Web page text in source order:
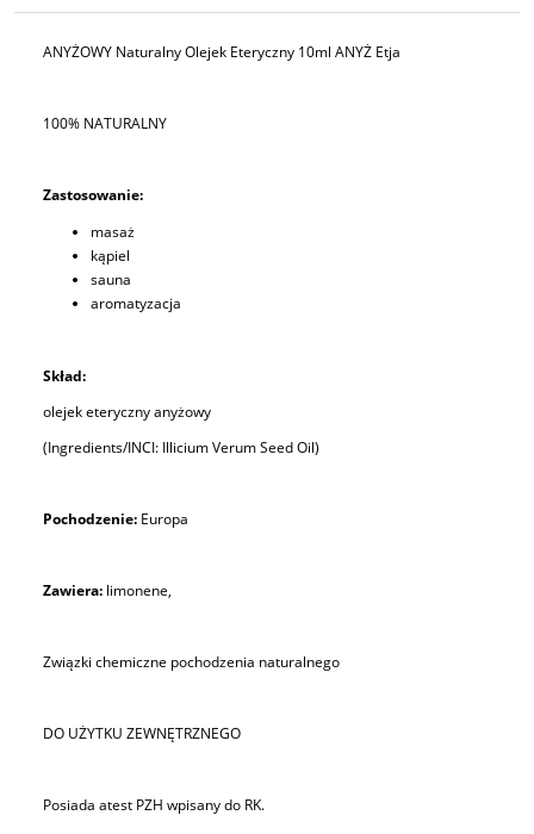
ANYŻOWY Naturalny Olejek Eteryczny 10ml ANYŻ Etja
100% NATURALNY
Zastosowanie:
masaż
kąpiel
sauna
aromatyzacja
Skład:
olejek eteryczny anyżowy
(Ingredients/INCI: Illicium Verum Seed Oil)
Pochodzenie: Europa
Zawiera: limonene,
Związki chemiczne pochodzenia naturalnego
DO UŻYTKU ZEWNĘTRZNEGO
Posiada atest PZH wpisany do RK.